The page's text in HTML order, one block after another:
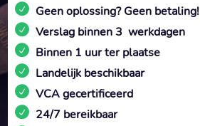
Geen oplossing? Geen betaling!
Verslag binnen 3 werkdagen
Binnen 1 uur ter plaatse
Landelijk beschikbaar
VCA gecertificeerd
24/7 bereikbaar